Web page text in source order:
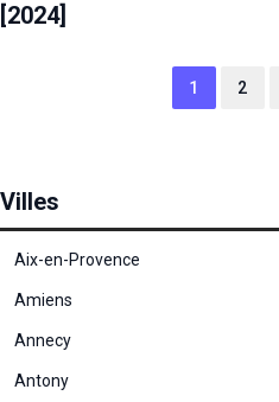
[2024]
1 2
Villes
Aix-en-Provence
Amiens
Annecy
Antony